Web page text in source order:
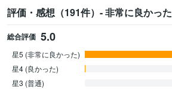
評価・感想（191件）- 非常に良かった
総合評価 5.0
星5 (非常に良かった)
星4 (良かった)
星3 (普通)